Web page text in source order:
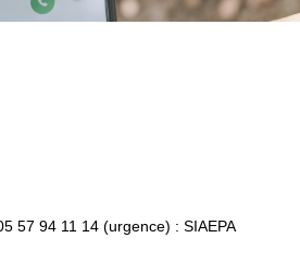
57 94 11 14 (urgence) : SIAEPA